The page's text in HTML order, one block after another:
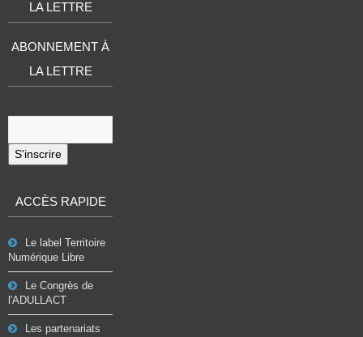
LA LETTRE
ABONNEMENT À
LA LETTRE
S'inscrire
ACCÈS RAPIDE
Le label Territoire
Numérique Libre
Le Congrès de
l'ADULLACT
Les partenariats